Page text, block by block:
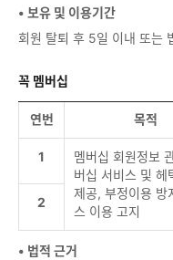
• 보유 및 이용기간
회원 탈퇴 후 5일 이내 또는
꼭 멤버십
연번 목적
1
멤버십 회원정보
버십 서비스 및 헤
제공, 부정이용 방
스 이용 고지
2
• 법적 근거